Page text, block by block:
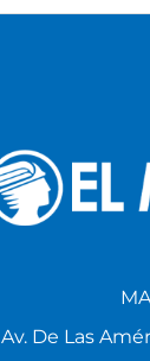
Av. De Las